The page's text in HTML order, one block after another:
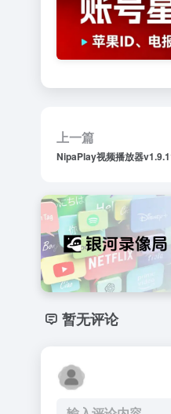
上一篇
NipaPlay视频播放器
暂无评论